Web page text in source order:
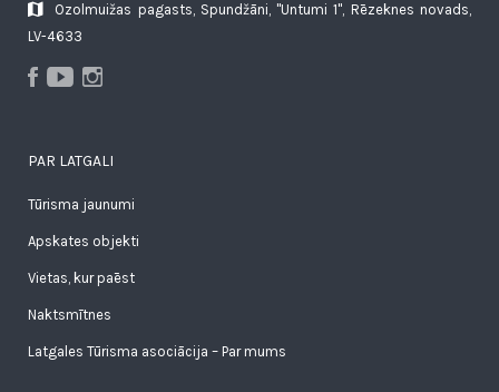
Ozolmuižas pagasts, Spundžāni, "Untumi 1", Rēzeknes novads,
LV-4633
PAR LATGALI
Tūrisma jaunumi
Apskates objekti
Vietas, kur paēst
Naktsmītnes
Latgales Tūrisma asociācija – Par mums